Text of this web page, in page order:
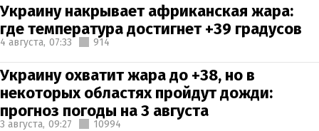
Украину накрывает африканская жара:
где температура достигнет +39 градусов
4 августа, 07:33 914
Украину охватит жара до +38, но в
некоторых областях пройдут дожди:
прогноз погоды на 3 августа
3 августа, 09:27 10994